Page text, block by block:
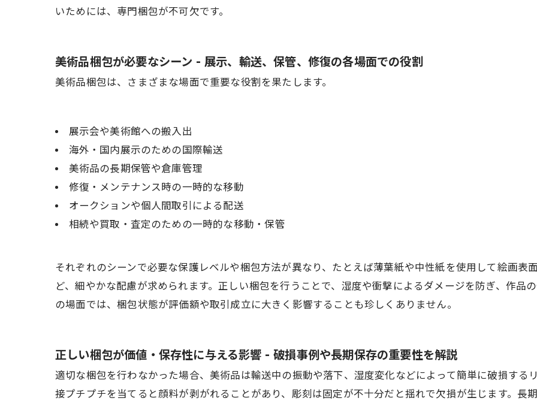
いためには、専門梱包が不可欠です。
美術品梱包が必要なシーン - 展示、輸送、保管、修復の各場面での役割
美術品梱包は、さまざまな場面で重要な役割を果たします。
展示会や美術館への搬入出
海外・国内展示のための国際輸送
美術品の長期保管や倉庫管理
修復・メンテナンス時の一時的な移動
オークションや個人間取引による配送
相続や買取・査定のための一時的な移動・保管
それぞれのシーンで必要な保護レベルや梱包方法が異なり、たとえば薄葉紙や中性紙を使用して絵画表
ど、細やかな配慮が求められます。正しい梱包を行うことで、湿度や衝撃によるダメージを防ぎ、作品
の場面では、梱包状態が評価額や取引成立に大きく影響することも珍しくありません。
正しい梱包が価値・保存性に与える影響 - 破損事例や長期保存の重要性を解説
適切な梱包を行わなかった場合、美術品は輸送中の振動や落下、湿度変化などによって簡単に破損する
接プチプチを当てると顔料が剥がれることがあり、彫刻は固定が不十分だと揺れで欠損が生じます。長